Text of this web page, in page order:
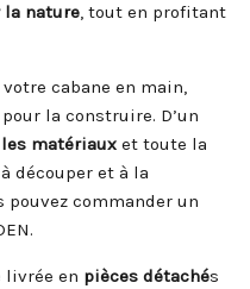
la nature, tout en profitant
cabane en main,
la construire. D’un
matériaux et toute la
découper et à la
pouvez commander un
livrée en pièces détachés